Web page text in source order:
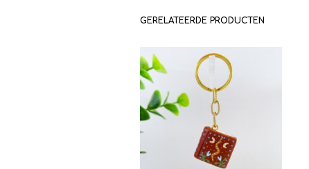
GERELATEERDE PRODUCTEN